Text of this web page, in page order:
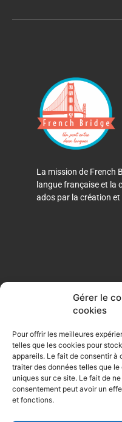
Gérer le
cookies
Pour offrir les meilleures
telles que les cookies pour
appareils. Le fait de consentir à
traiter des données telles que
uniques sur ce site. Le fait de
consentement peut avoir un
et fonctions.
La mission de French
langue française et la
ados par la création
Opt-out
Privacy Policy